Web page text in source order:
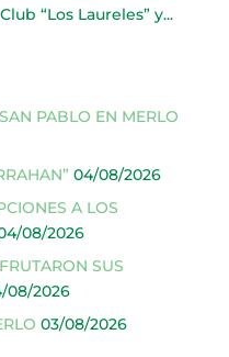
“Los Laureles” y...
PABLO EN MERLO
04/08/2026
A LOS
08/2026
SUS
08/2026
03/08/2026